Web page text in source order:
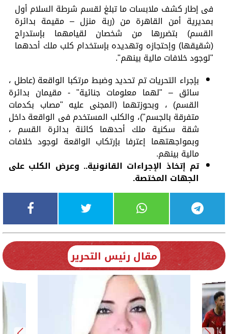
فى إطار كشف ملابسات ما تبلغ لقسم شرطة السلام أول
بمديرية أمن القاهرة من (ربة منزل – مقيمة بدائرة
القسم) بتضررها من شخصان لقيامهما بإستدراج
(شقيقها) وإحتجازه وتهديده بإستخدام كلب ملك أحدهما
"لوجود خلافات مالية بينهم".
بإجراء التحريات تم تحديد وضبط مرتكبا الواقعة (عاطل ،
سائق – "لهما معلومات جنائية" - مقيمان بدائرة
القسم) ، وبحوزتهما (المجنى عليه "مصاب بكدمات
متفرقة بالجسم")، والكلب المستخدم فى الواقعة داخل
شقة سكنية ملك أحدهما كائنة بدائرة القسم ،
وبمواجهتهما إعترفا بإرتكاب الواقعة لوجود خلافات
مالية بينهم.
تم إتخاذ الإجراءات القانونية.. وعرض الكلب على
الجهات المختصة.
مقال رئيس التحرير